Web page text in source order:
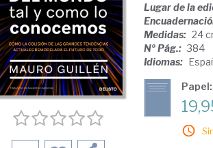
Lugar de la
Medidas: 24
Nº Pág.: 384
Idiomas: